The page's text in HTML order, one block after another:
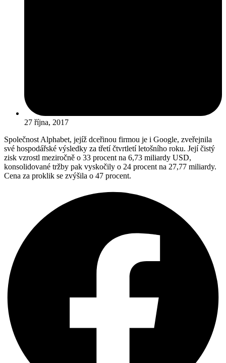
27 října, 2017
Společnost Alphabet, jejíž dceřinou firmou je i Google, zveřejnila
své hospodářské výsledky za třetí čtvrtletí letošního roku. Její čistý
zisk vzrostl meziročně o 33 procent na 6,73 miliardy USD,
konsolidované tržby pak vyskočily o 24 procent na 27,77 miliardy.
Cena za proklik se zvýšila o 47 procent.